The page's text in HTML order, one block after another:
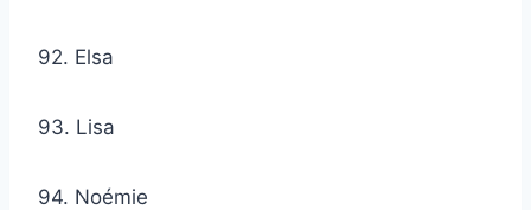
92. Elsa
93. Lisa
94. Noémie